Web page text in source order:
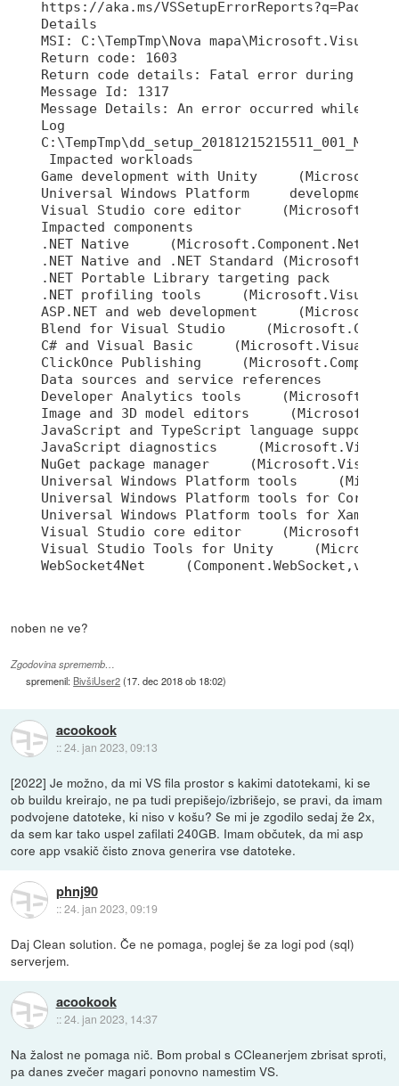
https://aka.ms/
Details
MSI: C:\TempTmp\Nova
Return code: 1603
Return code details: Fatal error during
Message Id: 1317
Message Details: An error occurred while
Log
Impacted workloads
Game development with Unity
Universal Windows Platform     development
Visual Studio core editor
Impacted components
.NET Native
.NET Native and .NET Standard
.NET Portable Library targeting pack
.NET profiling tools
ASP.NET and web development
Blend for Visual Studio
C# and Visual Basic
ClickOnce Publishing
Data sources and service references
Developer Analytics tools
Image and 3D model editors
JavaScript and TypeScript language support
JavaScript diagnostics
NuGet package manager
Universal Windows Platform tools
Universal Windows Platform tools for Cordova
Universal Windows Platform tools for Xamarin
Visual Studio core editor
Visual Studio Tools for Unity
WebSocket4Net
noben ne ve?
Zgodovina sprememb…
spremenil: BivšiUser2(17. dec 2018 ob 18:02)
acookook
::24. jan 2023, 09:13
[2022] Je možno, da mi VS fila prostor s kakimi datotekami, ki se
ob buildu kreirajo, ne pa tudi prepišejo/izbrišejo, se pravi, da imam
podvojene datoteke, ki niso v košu? Se mi je zgodilo sedaj že 2x,
da sem kar tako uspel zafilati 240GB. Imam občutek, da mi asp
core app vsakič čisto znova generira vse datoteke.
phnj90
::24. jan 2023, 09:19
Daj Clean solution. Če ne pomaga, poglej še za logi pod (sql)
serverjem.
acookook
::24. jan 2023, 14:37
Na žalost ne pomaga nič. Bom probal s CCleanerjem zbrisat sproti,
pa danes zvečer magari ponovno namestim VS.